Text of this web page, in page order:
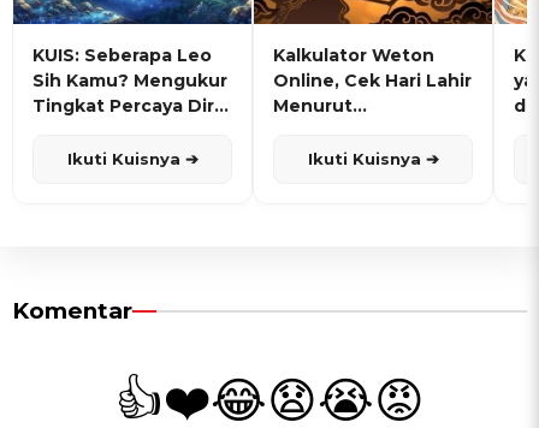
KUIS: Seberapa Leo
Sih Kamu? Mengukur
Tingkat Percaya Diri
Ikuti Kuisnya ➔
Kalkulator Weton
Online, Cek Hari Lahir
Menurut
Ikuti Kuisnya ➔
Komentar
👍❤️😂😧😭😡